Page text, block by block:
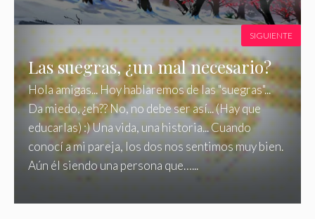
Las suegras, ¿un mal necesario?
Hola amigas... Hoy hablaremos de las "suegras"...
Da miedo, ¿eh?? No, no debe ser así... (Hay que
educarlas) :) Una vida, una historia... Cuando
conocí a mi pareja, los dos nos sentimos muy bien.
Aún él siendo una persona que…...
SIGUIENTE